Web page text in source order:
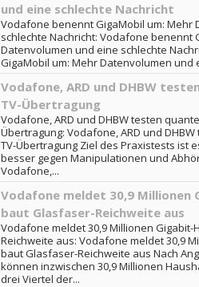
und eine schlechte Nachricht
Vodafone benennt GigaMobil um: Mehr
schlechte Nachricht: Vodafone benennt
Datenvolumen und eine schlechte
GigaMobil um: Mehr Datenvolumen und
Vodafone, ARD und DHBW
TV-Übertragung
Vodafone, ARD und DHBW testen
Übertragung: Vodafone, ARD und
TV-Übertragung Ziel des Praxistests ist
besser gegen Manipulationen und
Vodafone,...
Vodafone meldet 30,9 Millionen
baut Glasfaser-Reichweite aus
Vodafone meldet 30,9 Millionen
Reichweite aus: Vodafone meldet 30,9
baut Glasfaser-Reichweite aus Nach
können inzwischen 30,9 Millionen
drei Viertel der...